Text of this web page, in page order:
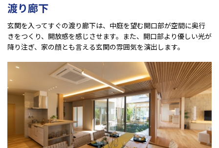
渡り廊下
玄関を入ってすぐの渡り廊下は、中庭を望む開口部が空間に奥行
きをつくり、開放感を感じさせます。また、開口部より優しい光が
降り注ぎ、家の顔とも言える玄関の雰囲気を演出します。